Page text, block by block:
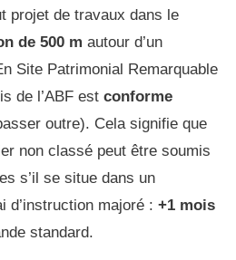
projet de travaux dans le
de 500 m autour d’un
Site Patrimonial Remarquable
de l’ABF est conforme
outre). Cela signifie que
non classé peut être soumis
s’il se situe dans un
d’instruction majoré : +1 mois
standard.